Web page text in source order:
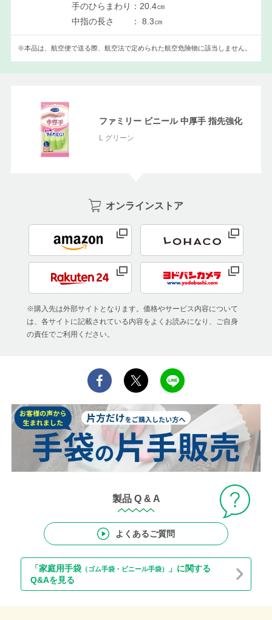
手のひらまわり：20.4㎝
中指の長さ ： 8.3㎝
※本品は、航空便で送る際、航空法で定められた航空危険物に該当しません。
ファミリー ビニール 中厚手 指先強化
L グリーン
オンラインストア
※購入先は外部サイトとなります。価格やサービス内容について
は、各サイトに記載されている内容をよくお読みになり、ご自身
の責任でご利用ください。
製品 Q & A
よくあるご質問
「家庭用手袋 （ゴム手袋・ビニール手袋）
」に関する
Q&Aを見る